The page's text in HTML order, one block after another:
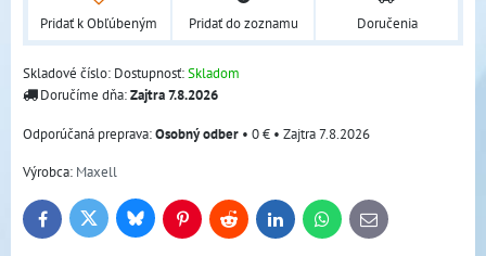
Pridať k Obľúbeným Pridať do zoznamu Doručenia
Skladové číslo: Dostupnosť:Skladom
Doručíme dňa:Zajtra7.8.2026
Osobný odber • 0 € • Zajtra7.8.2026
Výrobca: Maxell
FacebookTwitter BlueskyPinterestReddit LinkedInWhatsApp
E-
mail